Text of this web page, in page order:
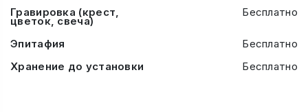
Гравировка (крест,
цветок, свеча)
Бесплатно
Эпитафия
Бесплатно
Хранение до установки
Бесплатно